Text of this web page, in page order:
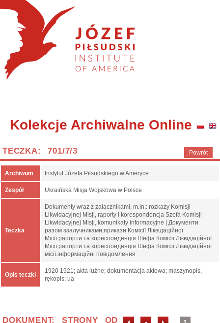
Kolekcje Archiwalne Online
Powrót
TECZKA: 701/7/3
Archiwum Instytut Józefa Piłsudskiego w Ameryce
Zespół Ukraińska Misja Wojskowa w Polsce
Teczka
Dokumenty wraz z załącznikami, m.in.: rozkazy Komisji
Likwidacyjnej Misji, raporty i korespondencja Szefa Komisji
Likwidacyjnej Misji, komunikaty informacyjne | Документи
разом ззалучниками;прикази Комісії Ліквідаційної
Місії.рапорти та кореспонденція Шефа Комісії Ліквідаційної
Місії.рапорти та кореспонденція Шефа Комісії Ліквідаційної
місії.інформаційні повідомлення
Opis teczki
1920 1921; akta luźne; dokumentacja aktowa; maszynopis,
rękopis; ua
DOKUMENT: STRONY OD